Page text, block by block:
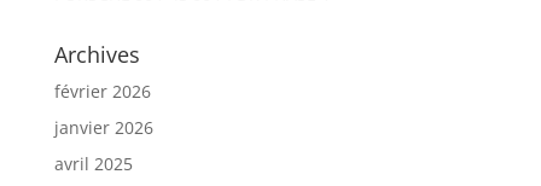
Archives
février 2026
janvier 2026
avril 2025